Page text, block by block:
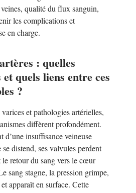
qualité du flux sanguin,
les complications et
en charge.
: quelles
quels liens entre ces
?
et pathologies artérielles,
diffèrent profondément.
d’une insuffisance veineuse
distend, ses valvules perdent
retour du sang vers le cœur
sang stagne, la pression grimpe,
apparaît en surface. Cette